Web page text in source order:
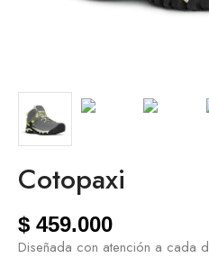
Cotopaxi
$ 459.000
Diseñada con atención a cada